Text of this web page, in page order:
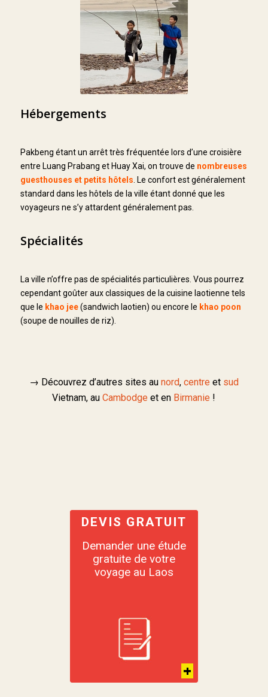
Hébergements
Pakbeng étant un arrêt très fréquentée lors d’une croisière
entre Luang Prabang et Huay Xai, on trouve de nombreuses
guesthouses et petits hôtels . Le confort est généralement
standard dans les hôtels de la ville étant donné que les
voyageurs ne s’y attardent généralement pas.
Spécialités
La ville n’offre pas de spécialités particulières. Vous pourrez
cependant goûter aux classiques de la cuisine laotienne tels
que le khao jee(sandwich laotien) ou encore le khao poon
(soupe de nouilles de riz).
→ Découvrez d’autres sites au nord, centre et sud
Vietnam, auCambodge et en Birmanie !
DEVIS GRATUIT
Demander une étude
gratuite de votre
voyage au Laos